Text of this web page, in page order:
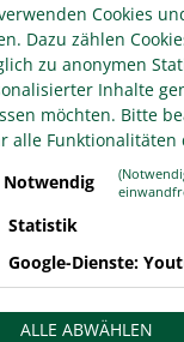
die für
07
Cookies
Dazu zählen
zu anonymen
Inhalte
möchten. Bitte
alle Funktionalitäten
Notwendig
Statistik
Google-Dienste:
ALLE ABWÄHLEN